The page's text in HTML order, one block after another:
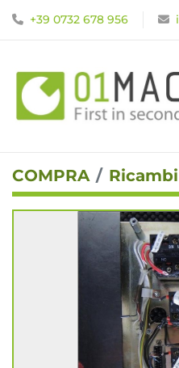
+39 0732 678 956
COMPRA Ricambi